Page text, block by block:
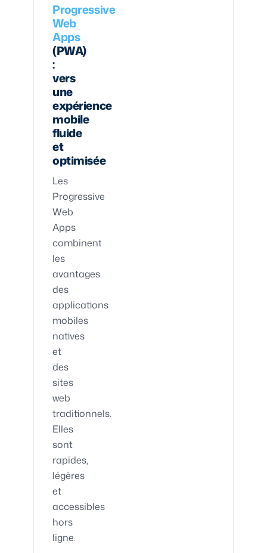
Progressive
Web
Apps
(PWA)
:
vers
une
expérience
mobile
fluide
et
optimisée
Les
Progressive
Web
Apps
combinent
les
avantages
des
applications
mobiles
natives
et
des
sites
web
traditionnels.
Elles
sont
rapides,
légères
et
accessibles
hors
ligne.